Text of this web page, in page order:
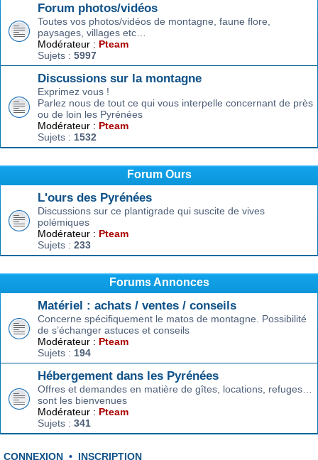
Forum photos/vidéos
Toutes vos photos/vidéos de montagne, faune flore,
paysages, villages etc…
Modérateur : Pteam
Sujets : 5997
Discussions sur la montagne
Exprimez vous !
Parlez nous de tout ce qui vous interpelle concernant de près
ou de loin les Pyrénées
Modérateur : Pteam
Sujets : 1532
Forum Ours
L'ours des Pyrénées
Discussions sur ce plantigrade qui suscite de vives
polémiques
Modérateur : Pteam
Sujets : 233
Forums Annonces
Matériel : achats / ventes / conseils
Concerne spécifiquement le matos de montagne. Possibilité
de s’échanger astuces et conseils
Modérateur : Pteam
Sujets : 194
Hébergement dans les Pyrénées
Offres et demandes en matière de gîtes, locations, refuges…
sont les bienvenues
Modérateur : Pteam
Sujets : 341
CONNEXION • INSCRIPTION